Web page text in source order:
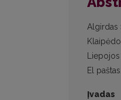
Algirdas
El paštas:
Įvadas